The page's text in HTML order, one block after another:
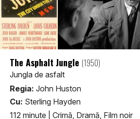
The Asphalt Jungle (1950)
Jungla de asfalt
Regia: John Huston
Cu: Sterling Hayden
112 minute
Crimă, Dramă, Film noir